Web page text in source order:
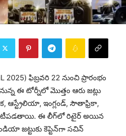
ఫిబ్రవరి 22 నుంచి ప్రారంభం
ఈ టోర్నీలో మొత్తం ఆరు జట్లు
ఆస్ట్రేలియా, ఇంగ్లండ్, సౌతాఫ్రికా,
పోటీపడతాయి. ఈ లీగ్‌లో రిటైర్‌ అయిన
జట్టుకు కెప్టెన్‌గా సచిన్